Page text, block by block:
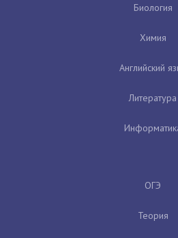
Биология
Химия
Английский
Литература
ОГЭ
Теория